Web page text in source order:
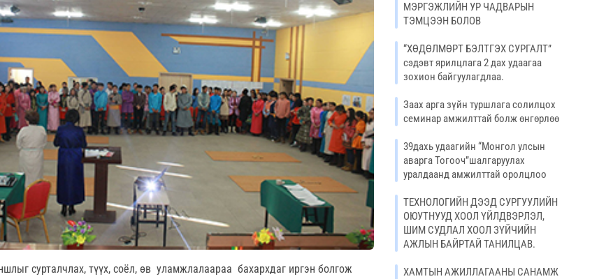
сурталчлах, түүх, соёл, өв уламжлалаараа бахархдаг иргэн болгож
МЭРГЭЖЛИЙН УР ЧАДВАРЫН
ТЭМЦЭЭН БОЛОВ
“ХӨДӨЛМӨРТ БЭЛТГЭХ СУРГАЛТ”
сэдэвт ярилцлага 2 дах удаагаа
зохион байгуулагдлаа.
Заах арга зүйн туршлага солилцох
семинар амжилттай болж өнгөрлөө
39дахь удаагийн “Монгол улсын
аварга Тогооч”шалгаруулах
уралдаанд амжилттай оролцлоо
ТЕХНОЛОГИЙН ДЭЭД СУРГУУЛИЙН
ОЮУТНУУД ХООЛ ҮЙЛДВЭРЛЭЛ,
ШИМ СУДЛАЛ ХООЛ ЗҮЙЧИЙН
АЖЛЫН БАЙРТАЙ ТАНИЛЦАВ.
ХАМТЫН АЖИЛЛАГААНЫ САНАМЖ